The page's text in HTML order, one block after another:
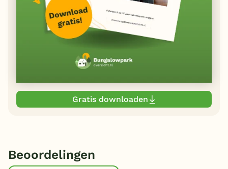
Gratis downloaden
Beoordelingen